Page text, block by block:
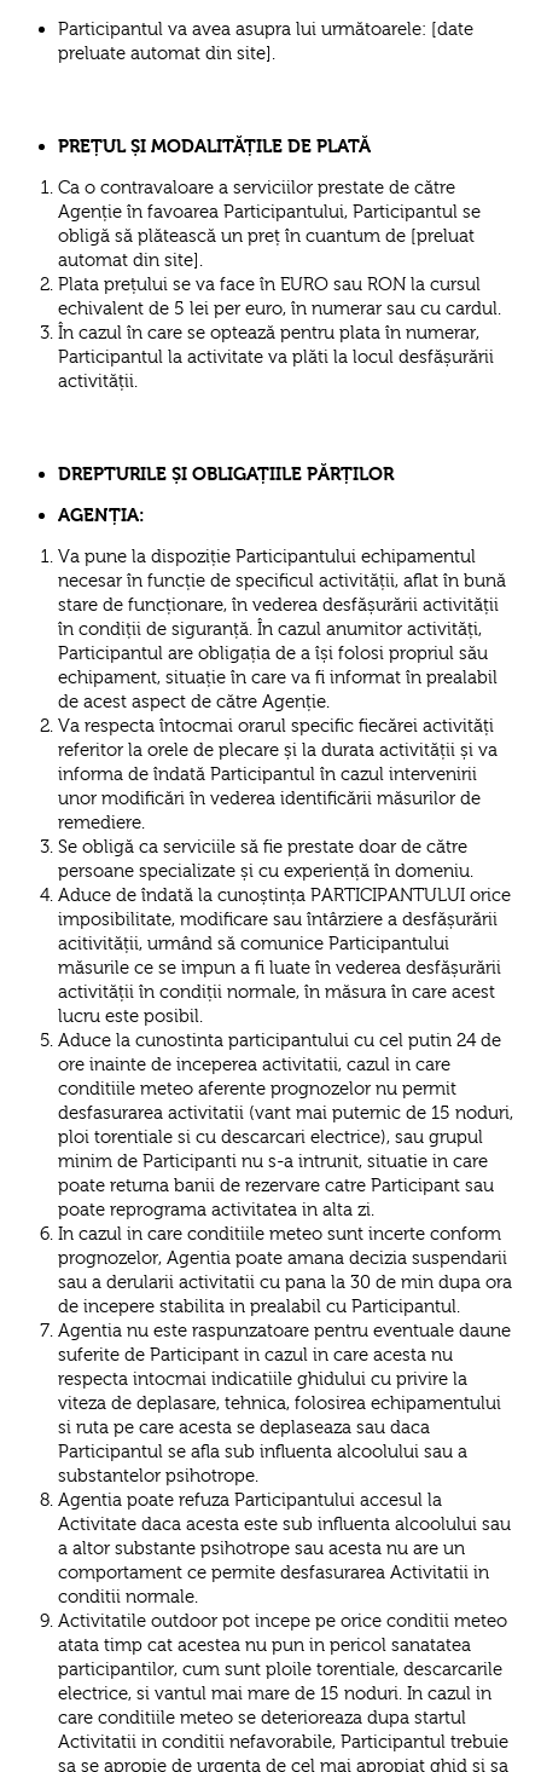
Participantul va avea asupra lui următoarele: [date
preluate automat din site].
PREȚUL ȘI MODALITĂȚILE DE PLATĂ
Ca o contravaloare a serviciilor prestate de către
Agenție în favoarea Participantului, Participantul se
obligă să plătească un preț în cuantum de [preluat
automat din site].
Plata prețului se va face în EURO sau RON la cursul
echivalent de 5 lei per euro, în numerar sau cu cardul.
În cazul în care se optează pentru plata în numerar,
Participantul la activitate va plăti la locul desfășurării
activității.
DREPTURILE ȘI OBLIGAȚIILE PĂRȚILOR
AGENȚIA:
Va pune la dispoziție Participantului echipamentul
necesar în funcție de specificul activității, aflat în bună
stare de funcționare, în vederea desfășurării activității
în condiții de siguranță. În cazul anumitor activități,
Participantul are obligația de a își folosi propriul său
echipament, situație în care va fi informat în prealabil
de acest aspect de către Agenție.
Va respecta întocmai orarul specific fiecărei activități
referitor la orele de plecare și la durata activității și va
informa de îndată Participantul în cazul intervenirii
unor modificări în vederea identificării măsurilor de
remediere.
Se obligă ca serviciile să fie prestate doar de către
persoane specializate și cu experiență în domeniu.
Aduce de îndată la cunoștința PARTICIPANTULUI orice
imposibilitate, modificare sau întârziere a desfășurării
acitivității, urmând să comunice Participantului
măsurile ce se impun a fi luate în vederea desfășurării
activității în condiții normale, în măsura în care acest
lucru este posibil.
Aduce la cunostinta participantului cu cel putin 24 de
ore inainte de inceperea activitatii, cazul in care
conditiile meteo aferente prognozelor nu permit
desfasurarea activitatii (vant mai puternic de 15 noduri,
ploi torentiale si cu descarcari electrice), sau grupul
minim de Participanti nu s-a intrunit, situatie in care
poate returna banii de rezervare catre Participant sau
poate reprograma activitatea in alta zi.
In cazul in care conditiile meteo sunt incerte conform
prognozelor, Agentia poate amana decizia suspendarii
sau a derularii activitatii cu pana la 30 de min dupa ora
de incepere stabilita in prealabil cu Participantul.
Agentia nu este raspunzatoare pentru eventuale daune
suferite de Participant in cazul in care acesta nu
respecta intocmai indicatiile ghidului cu privire la
viteza de deplasare, tehnica, folosirea echipamentului
si ruta pe care acesta se deplaseaza sau daca
Participantul se afla sub influenta alcoolului sau a
substantelor psihotrope.
Agentia poate refuza Participantului accesul la
Activitate daca acesta este sub influenta alcoolului sau
a altor substante psihotrope sau acesta nu are un
comportament ce permite desfasurarea Activitatii in
conditii normale.
Activitatile outdoor pot incepe pe orice conditii meteo
atata timp cat acestea nu pun in pericol sanatatea
participantilor, cum sunt ploile torentiale, descarcarile
electrice, si vantul mai mare de 15 noduri. In cazul in
care conditiile meteo se deterioreaza dupa startul
Activitatii in conditii nefavorabile, Participantul trebuie
sa se apropie de urgenta de cel mai apropiat ghid si sa